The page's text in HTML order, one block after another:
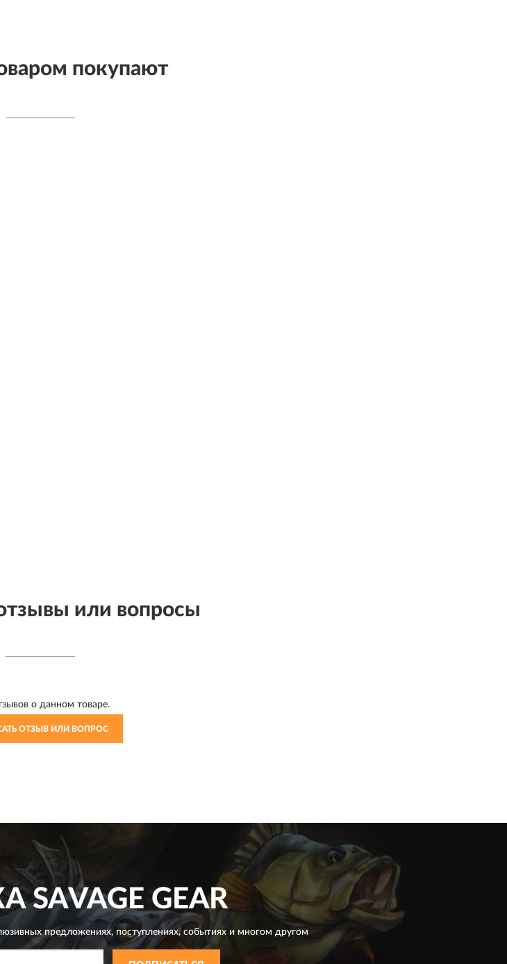
покупают
или вопросы
о данном товаре.
ОТЗЫВ ИЛИ ВОПРОС
SAVAGE GEAR
предложениях,поступлениях, событиях и многом другом